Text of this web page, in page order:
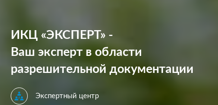
ИКЦ «ЭКСПЕРТ» -
Ваш эксперт в области
разрешительной документации
Экспертный центр